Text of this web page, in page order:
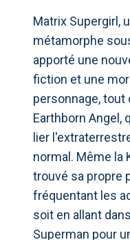
Matrix Supergirl,
métamorphe
apporté une
fiction et une
personnage,
Earthborn Angel,
lier
normal. Même la
trouvé sa propre
fréquentant les
soit en allant
Superman pour